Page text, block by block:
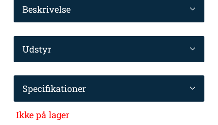
Beskrivelse
Udstyr
Specifikationer
Ikke på lager